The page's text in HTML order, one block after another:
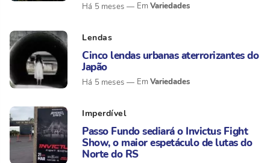
Há 5 meses Variedades
Lendas
Cinco lendas urbanas aterrorizantes do
Japão
Há 5 meses Variedades
Imperdível
Passo Fundo sediará o Invictus Fight
Show, o maior espetáculo de lutas do
Norte do RS